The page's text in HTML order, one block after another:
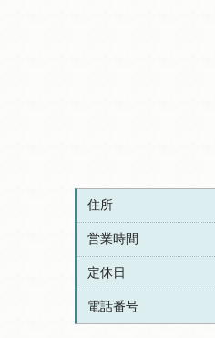
住所
営業時間
定休日
電話番号